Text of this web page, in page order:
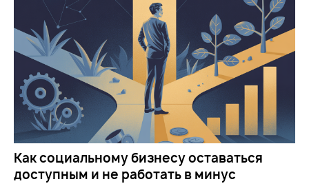
Как социальному бизнесу оставаться
доступным и не работать в минус